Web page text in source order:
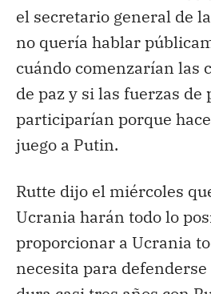
el secretario general de
no quería hablar
cuándo comenzarían las
de paz y si las fuerzas de
participarían porque
juego a Putin.
Rutte dijo el miércoles
Ucrania harán todo lo
proporcionar a Ucrania
necesita para